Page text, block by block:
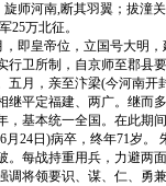
旋师河南,断其羽翼；拔
25万北征。
皇帝位，立国号大明，
行卫所制，自京师至郡县
五月，亲至汴梁(今河南
继平定福建、两广。继而
，基本统一全国。在此期
月24日)病卒，终年71岁
。每战持重用兵，力避两
调将领要识、谋、仁、勇